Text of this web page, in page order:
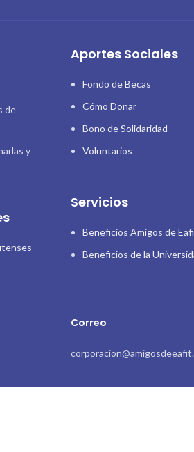
de
y
Aportes Sociales
Fondo de Becas
Cómo Donar
Bono de Solidaridad
Voluntarios
Servicios
Beneficios Amigos de
Beneficios de la
Correo